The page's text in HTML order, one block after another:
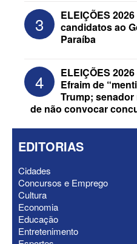
reeleição, Veneziano
suplente para o
ELEIÇÕES 2026 -
confira candidatos ao
Senado da Paraíba
3
ELEIÇÕES
candidatos ao
Paraíba
4
ELEIÇÕES
Efraim de
Trump;
de não convocar
EDITORIAS
Cidades
Concursos e Emprego
Cultura
Economia
Educação
Entretenimento